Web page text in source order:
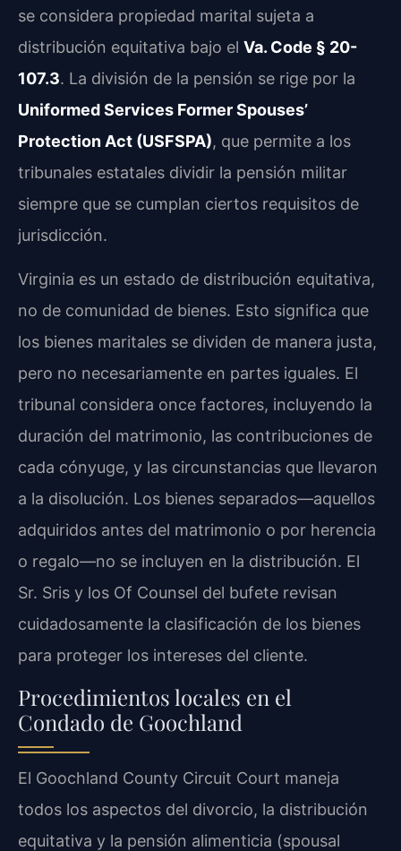
se considera propiedad marital sujeta a
distribución equitativa bajo el Va. Code § 20-
107.3. La división de la pensión se rige por la
Uniformed Services Former Spouses’
Protection Act (USFSPA), que permite a los
tribunales estatales dividir la pensión militar
siempre que se cumplan ciertos requisitos de
jurisdicción.
Virginia es un estado de distribución equitativa,
no de comunidad de bienes. Esto significa que
los bienes maritales se dividen de manera justa,
pero no necesariamente en partes iguales. El
tribunal considera once factores, incluyendo la
duración del matrimonio, las contribuciones de
cada cónyuge, y las circunstancias que llevaron
a la disolución. Los bienes separados—aquellos
adquiridos antes del matrimonio o por herencia
o regalo—no se incluyen en la distribución. El
Sr. Sris y los Of Counsel del bufete revisan
cuidadosamente la clasificación de los bienes
para proteger los intereses del cliente.
Procedimientos locales en el
Condado de Goochland
El Goochland County Circuit Court maneja
todos los aspectos del divorcio, la distribución
equitativa y la pensión alimenticia (spousal